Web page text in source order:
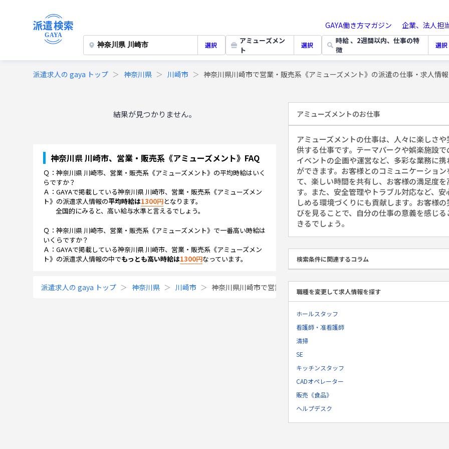
GAYA働き方マガジン 企業、法人担
選択
アミューズメン
ト
選択
時給 、2週間以内、仕事の特
徴
選択
派遣求人の gaya トップ 神奈川県 川崎市 神奈川県川崎市で営業・販売系《アミューズメント》の派遣の仕事・求人情報
結果が見つかりません。
神奈川県 川崎市、営業・販売系《アミューズメント》 FAQ
Ｑ： 神奈川県 川崎市、営業・販売系《アミューズメント》 の平均時給はいく
らですか？
Ａ：GAYAで掲載している神奈川県 川崎市、営業・販売系《アミューズメン
ト》 の派遣求人情報の平均時給は1300円となります。
全国的にみると、高い給与水準と言えるでしょう。
Ｑ： 神奈川県 川崎市、営業・販売系《アミューズメント》 で一番高い時給は
いくらですか？
Ａ：GAYAで掲載している神奈川県 川崎市、営業・販売系《アミューズメン
ト》 の派遣求人情報の中でもっとも高い時給は1300円なっています。
派遣求人の gaya トップ 神奈川県 川崎市 神奈川県川崎市で営業・販売系《アミューズメント》の派遣の仕事・求人
アミューズメントのお仕事
アミューズメントの仕事は、人々に楽しさや
供する仕事です。テーマパークや娯楽施設で
イベントの企画や運営など、多彩な業務に携
ができます。お客様とのコミュニケーション
て、楽しい時間を共有し、お客様の満足度を
す。また、安全管理やトラブル対応など、安
しめる環境づくりにも貢献します。お客様
びを見ることで、自分の仕事の意義を感じる
きるでしょう。
検索条件に関連するコラム
職種を変更して求人情報を探す
ホールスタッフ
看護師・准看護師
清掃
SE
キッチンスタッフ
CADオペレーター
販売《食品》
ヘルプデスク